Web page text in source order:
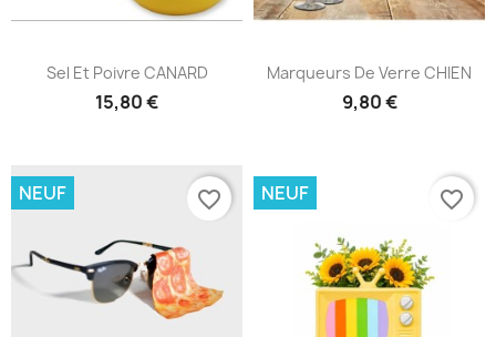
Sel Et Poivre CANARD
15,80 €
Marqueurs De Verre CHIEN
9,80 €
NEUF favorite_border NEUF favorite_border